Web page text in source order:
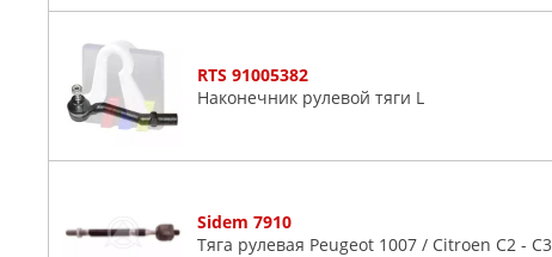
RTS 91005382
Наконечник рулевой тяги L
Sidem 7910
Тяга рулевая Peugeot 1007 / Citroen C2 - C3